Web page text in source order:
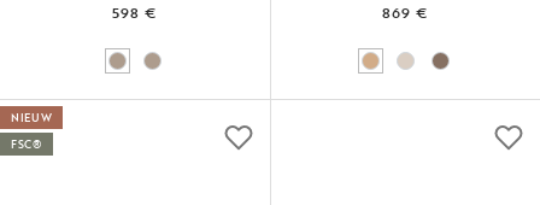
598 € 869 €
NIEUW
FSC®